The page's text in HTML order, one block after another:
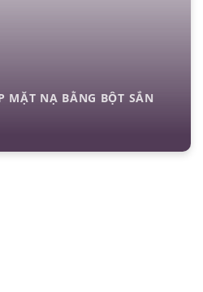
MẶT NẠ BẰNG BỘT SẮN